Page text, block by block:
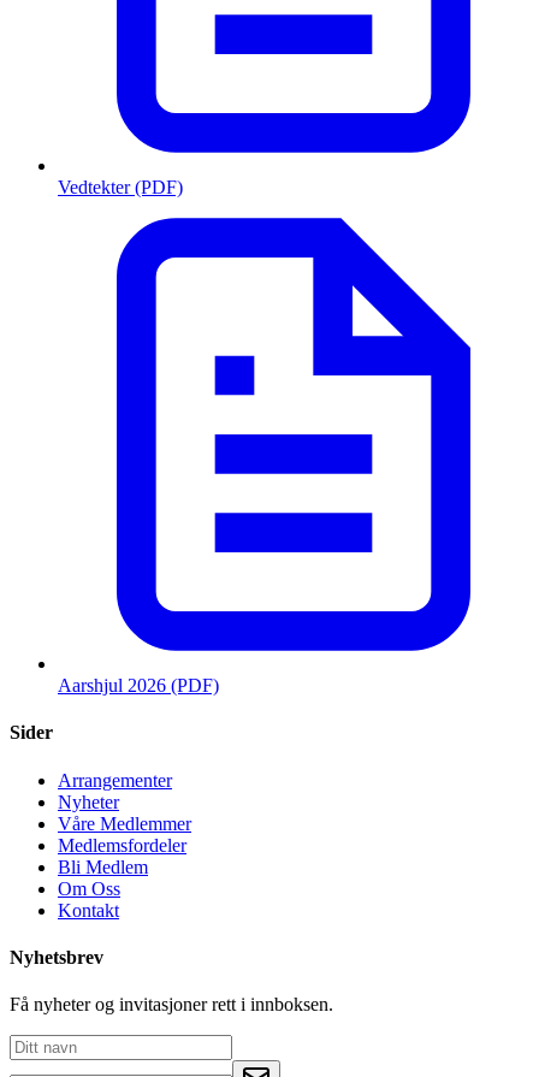
Vedtekter (PDF)
Aarshjul 2026 (PDF)
Sider
Arrangementer
Nyheter
Våre Medlemmer
Medlemsfordeler
Bli Medlem
Om Oss
Kontakt
Nyhetsbrev
Få nyheter og invitasjoner rett i innboksen.